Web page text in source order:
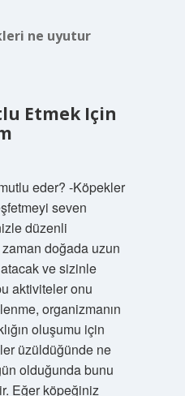
ne uyutur
Etmek Için
eder? -Köpekler
seven
düzenli
doğada uzun
ve sizinle
aktiviteler onu
organizmanın
oluşumu için
üzüldüğünde ne
olduğunda bunu
Eğer köpeğiniz